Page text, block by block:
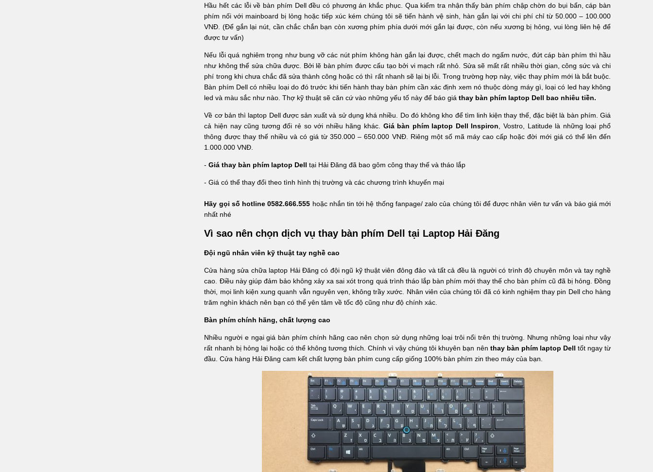
Hầu hết các lỗi về bàn phím Dell đều có phương án khắc phục. Qua kiểm tra nhận thấy bàn phím chập chờn do bụi bẩn, cáp bàn
phím nối với mainboard bị lỏng hoặc tiếp xúc kém chúng tôi sẽ tiến hành vệ sinh, hàn gắn lại với chi phí chỉ từ 50.000 – 100.000
VNĐ. (Để gắn lại nút, cần chắc chắn bạn còn xương phím phía dưới mới gắn lại được, còn nếu xương bị hỏng, vui lòng liên hệ để
được tư vấn)
Nếu lỗi quá nghiêm trọng như bung vỡ các nút phím không hàn gắn lại được, chết mạch do ngấm nước, đứt cáp bàn phím thì hầu
như không thể sửa chữa được. Bởi lẽ bàn phím được cấu tạo bởi vi mạch rất nhỏ. Sửa sẽ mất rất nhiều thời gian, công sức và chi
phí trong khi chưa chắc đã sửa thành công hoặc có thì rất nhanh sẽ lại bị lỗi. Trong trường hợp này, việc thay phím mới là bắt buộc.
Bàn phím Dell có nhiều loại do đó trước khi tiến hành thay bàn phím cần xác định xem nó thuộc dòng máy gì, loại có led hay không
led và màu sắc như nào. Thợ kỹ thuật sẽ căn cứ vào những yếu tố này để báo giáthay bàn phím laptop Dell bao nhiêu tiền.
Về cơ bản thì laptop Dell được sản xuất và sử dụng khá nhiều. Do đó không kho để tìm linh kiện thay thế, đặc biệt là bàn phím. Giá
cả hiện nay cũng tương đối rẻ so với nhiều hãng khác. Giá bàn phím laptop Dell Inspiron , Vostro, Latitude là những loại phổ
thông được thay thế nhiều và có giá từ 350.000 – 650.000 VNĐ. Riêng một số mã máy cao cấp hoặc đời mới giá có thể lên đến
1.000.000 VNĐ.
-Giá thay bàn phím laptop Delltại Hải Đăng đã bao gôm công thay thế và tháo lắp
- Giá có thể thay đổi theo tình hình thị trường và các chương trình khuyến mại
Hãy gọi số hotline 0582.666.555 hoặc nhắn tin tới hệ thống fanpage/ zalo của chúng tôi để được nhân viên tư vấn và báo giá mới
nhất nhé
Vì sao nên chọn dịch vụ thay bàn phím Dell tại Laptop Hải Đăng
Đội ngũ nhân viên kỹ thuật tay nghề cao
Cửa hàng sửa chữa laptop Hải Đăng có đội ngũ kỹ thuật viên đông đảo và tất cả đều là người có trình độ chuyên môn và tay nghề
cao. Điều này giúp đảm bảo không xảy xa sai xót trong quá trình tháo lắp bàn phím mới thay thế cho bàn phím cũ đã bị hỏng. Đồng
thời, mọi linh kiện xung quanh vẫn nguyên vẹn, không trầy xước. Nhân viên của chúng tôi đã có kinh nghiệm thay pin Dell cho hàng
trăm nghìn khách nên bạn có thể yên tâm về tốc độ cũng như độ chính xác.
Bàn phím chính hãng, chất lượng cao
Nhiều người e ngại giá bàn phím chính hãng cao nên chọn sử dụng những loại trôi nổi trên thị trường. Nhưng những loại như vậy
rất nhanh bị hỏng lại hoặc có thể không tương thích. Chính vì vậy chúng tôi khuyên bạn nên thay bàn phím laptop Dell tốt ngay từ
đầu. Cửa hàng Hải Đăng cam kết chất lượng bàn phím cung cấp giống 100% bàn phím zin theo máy của bạn.